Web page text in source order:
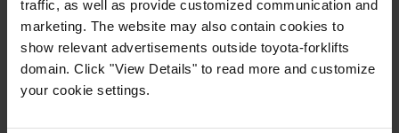
traffic, as well as provide customized communication and
marketing. The website may also contain cookies to
show relevant advertisements outside toyota-forklifts
domain. Click "View Details" to read more and customize
your cookie settings.
batterie en
parfait état
La batterie représente une